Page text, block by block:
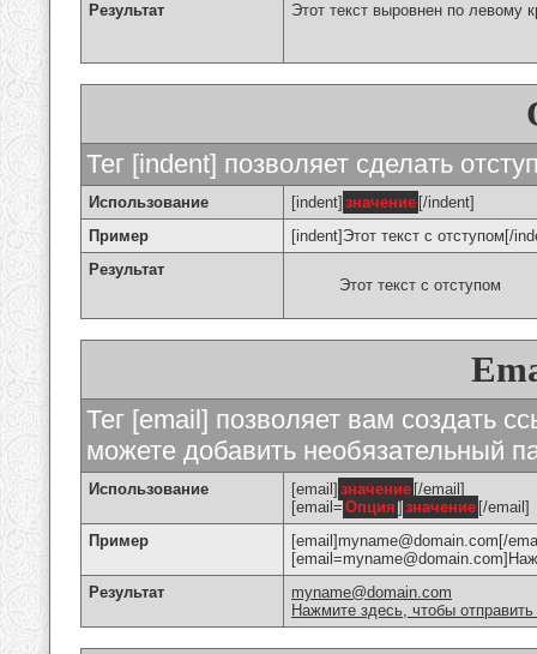
Результат
Этот текст выровнен по левому
Тег [indent] позволяет сделать
Использование [indent] значение [/indent]
Пример
[indent]Этот текст с отступом[/
Результат
Этот текст с отступом
Тег [email] позволяет вам создать
можете добавить необязательный
Использование [email] значение [/email]
[email= Опция ] значение [/email]
Пример
[email]myname@domain.com[/
Результат
myname@domain.com
Нажмите здесь, чтобы